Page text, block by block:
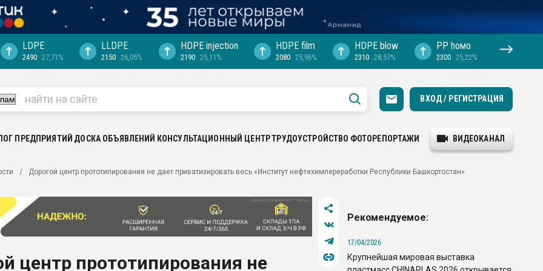
выходит на
рынке
LDPE
2490 27,71%
LLDPE
2150 26,05%
HDPE injection
2190 25,11%
HDPE film
2080 25,96%
HDPE blow
2310 28,57%
PP hомо
2300 25,22%
ВХОД / РЕГИСТРАЦИЯ
ПРЕДПРИЯТИЙ ДОСКА ОБЪЯВЛЕНИЙ КОНСУЛЬТАЦИОННЫЙ ЦЕНТРТРУДОУСТРОЙСТВО ФОТОРЕПОРТАЖИ ВИДЕОКАНАЛ
Дорогой центр прототипирования не дает приватизировать весь «Институт нефтехимпереработки Республики Башкортостан»
центр прототипирования не
Рекомендуемое:
17/04/2026
Крупнейшая мировая выставка